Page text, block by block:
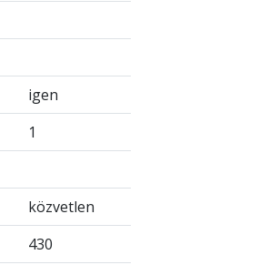
igen
1
közvetlen
430